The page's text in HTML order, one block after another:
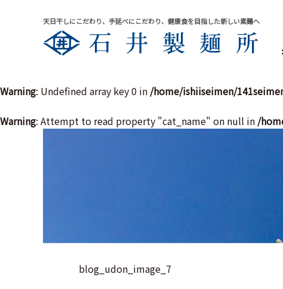
天日干しにこだわり、手延べにこだわり、健康食を目指した新しい素麺へ
Warning: Undefined array key 0 in /home/ishiiseimen/
Warning: Attempt to read property "cat_name" on null in /
blog_udon_image_7